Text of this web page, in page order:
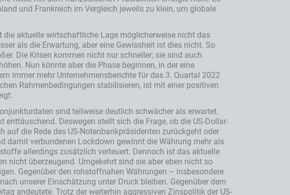
und Frankreich im Vergleich jeweils zu klein, um globale
die aktuelle wirtschaftliche Lage möglicherweise nicht das
als die Erwartung, aber eine Gewissheit ist dies nicht. So
Die Krisen kommen nicht nur schneller; sie sind auch
Nun könnte aber die Phase beginnen, in der eine
immer mehr Unternehmensberichte für das 3. Quartal 2022
Rahmenbedingungen stabilisieren, ist mit einer positiven
sind teilweise deutlich schwächer als erwartet.
Deswegen stellt sich die Frage, ob die US-Dollar-
die Rede des US-Notenbankpräsidenten zurückgeht oder
damit verbundenen Lockdown gewinnt die Währung mehr als
allerdings zusätzlich verteuert. Dennoch ist das aktuelle
nicht überzeugend. Umgekehrt sind sie aber eben nicht so
Gegenüber den rohstoffnahen Währungen – insbesondere
unserer Einschätzung unter Druck bleiben. Gegenüber dem
andeutete. Trotz der weiterhin aggressiven Zinspolitik der US-